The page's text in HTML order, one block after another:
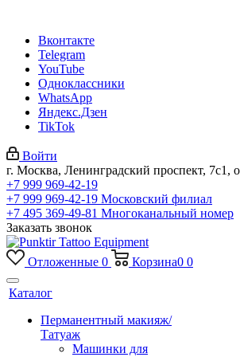
Вконтакте
Telegram
YouTube
Одноклассники
WhatsApp
Яндекс.Дзен
TikTok
Войти
г. Москва, Ленинградский проспект, 7с1,
+7 999 969-42-19
+7 999 969-42-19 Московский филиал
+7 495 369-49-81 Многоканальный номер
Заказать звонок
Отложенные 0 Корзина0 0
Каталог
Перманентный макияж/
Татуаж
Машинки для